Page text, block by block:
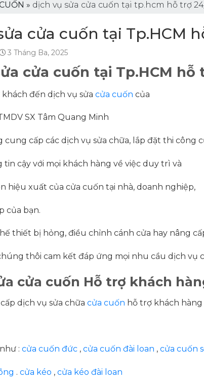
» dịch vụ sửa cửa cuốn tại tp.hcm hỗ trợ
cửa cuốn tại Tp.HCM
3 Tháng Ba, 2025
cửa cuốn tại Tp.HCM hỗ
đến dịch vụ sửa cửa cuốn của
SX Tâm Quang Minh
cấp các dịch vụ sửa chữa, lắp đặt thi công
tin cậy với mọi khách hàng về việc duy trì và
hiệu xuất của cửa cuốn tại nhà, doanh nghiệp,
của bạn.
thiết bị hỏng, điều chỉnh cánh cửa hay nâng
thôi cam kết đáp ứng mọi nhu cầu dịch vụ
cửa cuốn Hỗ trợ khách
dịch vụ sửa chữa cửa cuốn hỗ trợ khách hàng
: cửa cuốn đức , cửa cuốn đài loan , cửa cuốn
. cửa kéo , cửa kéo đài loan